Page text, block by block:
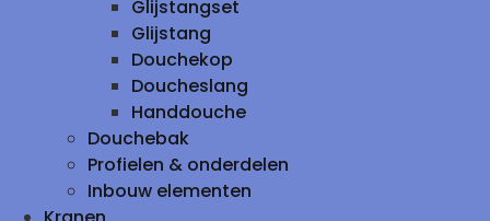
Glijstangset
Glijstang
Douchekop
Doucheslang
Handdouche
Douchebak
Profielen & onderdelen
Inbouw elementen